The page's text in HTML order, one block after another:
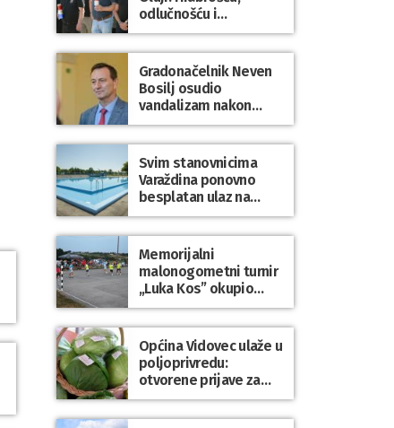
odlučnošću i
zajedništvom do
slobodne Hrvatske!
Gradonačelnik Neven
Bosilj osudio
vandalizam nakon
utakmice NK Varaždin
– HNK Hajduk Split
Svim stanovnicima
Varaždina ponovno
besplatan ulaz na
Gradske bazene i
Gradsko kupalište na
Dravi
Memorijalni
malonogometni turnir
„Luka Kos” okupio
brojne ekipe i
posjetitelje u Sudovcu
Općina Vidovec ulaže u
poljoprivredu:
otvorene prijave za
općinske potpore